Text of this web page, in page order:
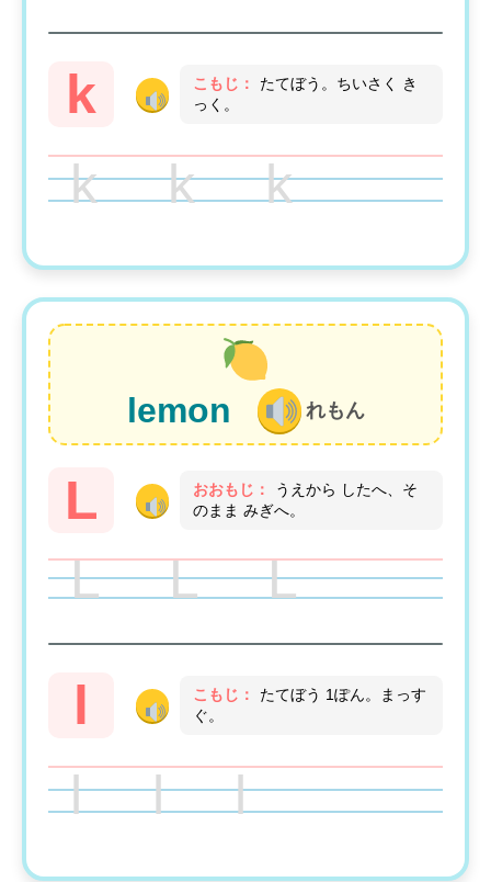
k こもじ：
たてぼう。ちいさく き
っく。
k k k
lemon れもん
L おおもじ：
うえから したへ、そ
のまま みぎへ。
L L L
l こもじ：
たてぼう 1ぽん。まっす
ぐ。
l l l